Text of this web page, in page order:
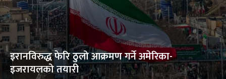
इरानविरुद्ध फेरि ठुलो आक्रमण गर्ने अमेरिका-
इजरायलको तयारी